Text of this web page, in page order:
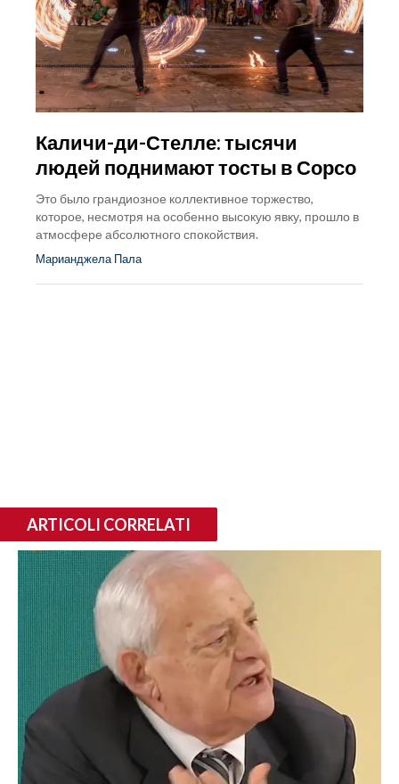
Каличи-ди-Стелле: тысячи
людей поднимают тосты в Сорсо
Это было грандиозное коллективное торжество,
которое, несмотря на особенно высокую явку, прошло в
атмосфере абсолютного спокойствия.
Марианджела Пала
ARTICOLI CORRELATI